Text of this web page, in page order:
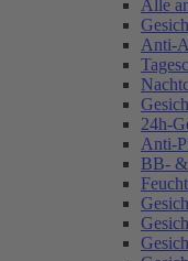
Alle
Anti-
24h-
Anti-
BB-